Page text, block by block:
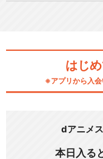
はじ
※アプリから入
dアニメ
本日入る